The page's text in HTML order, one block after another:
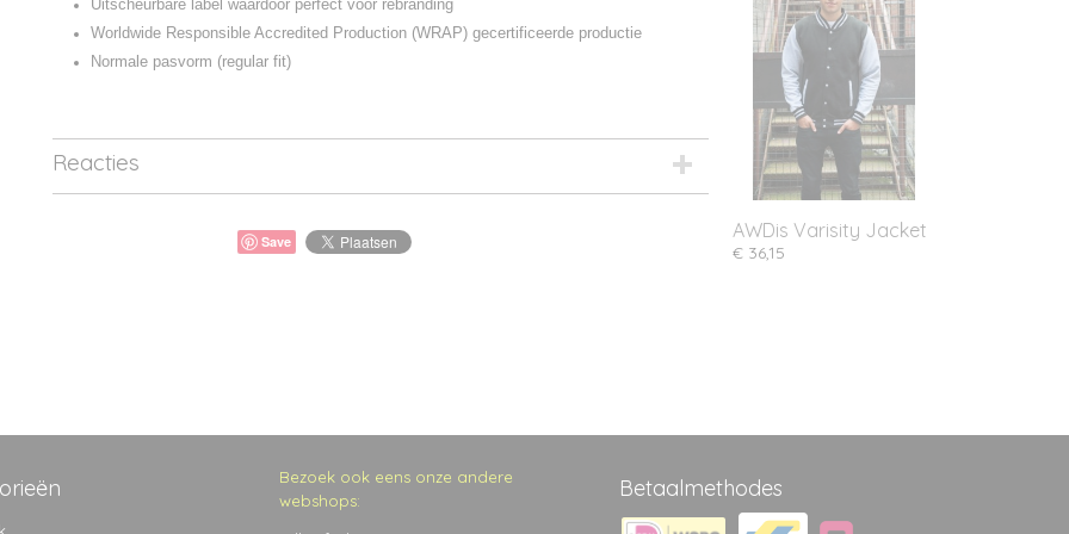
Uitscheurbare label waardoor perfect voor rebranding
Worldwide Responsible Accredited Production (WRAP) gecertificeerde productie
Normale pasvorm (regular fit)
Reacties
Save AWDis Varisity Jacket
€ 36,15
Bezoek ook eens onze andere
webshops:
Betaalmethodes